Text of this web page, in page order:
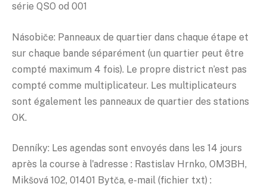
série QSO od 001
Násobiče: Panneaux de quartier dans chaque étape et
sur chaque bande séparément (un quartier peut être
compté maximum 4 fois). Le propre district n’est pas
compté comme multiplicateur. Les multiplicateurs
sont également les panneaux de quartier des stations
OK.
Denníky: Les agendas sont envoyés dans les 14 jours
après la course à l'adresse : Rastislav Hrnko, OM3BH,
Mikšová 102, 01401 Bytča, e-mail (fichier txt) :